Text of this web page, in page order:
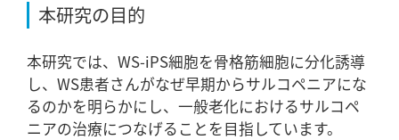
本研究の目的
本研究では、WS-iPS細胞を骨格筋細胞に分化誘導
し、WS患者さんがなぜ早期からサルコペニアにな
るのかを明らかにし、一般老化におけるサルコペ
ニアの治療につなげることを目指しています。